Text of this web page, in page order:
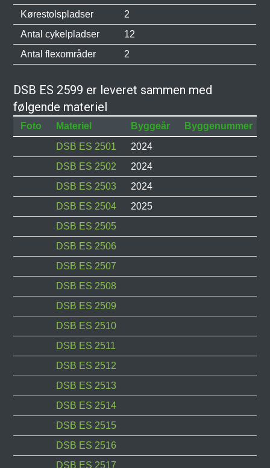
Kørestolspladser
2
Antal cykelpladser
12
Antal flexområder
2
DSB ES 2599 er leveret sammen med
følgende materiel
Foto Materiel Byggeår Byggenummer
DSB ES 2501
2024
DSB ES 2502
2024
DSB ES 2503
2024
DSB ES 2504
2025
DSB ES 2505
DSB ES 2506
DSB ES 2507
DSB ES 2508
DSB ES 2509
DSB ES 2510
DSB ES 2511
DSB ES 2512
DSB ES 2513
DSB ES 2514
DSB ES 2515
DSB ES 2516
DSB ES 2517